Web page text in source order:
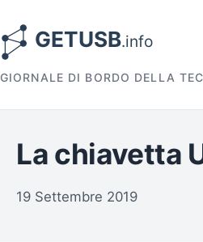
GIORNALE DI BORDO DELLA
La chiavetta
19 Settembre 2019